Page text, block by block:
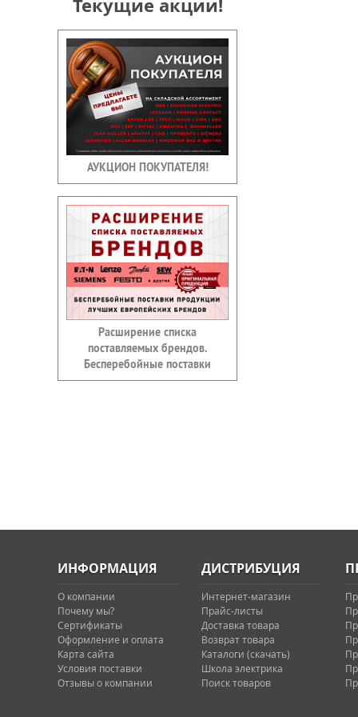
Текущие акции!
АУКЦИОН ПОКУПАТЕЛЯ!
Расширение списка
поставляемых брендов.
Бесперебойные поставки
ИНФОРМАЦИЯ
О компании
Почему мы?
Сертификаты
Оформление и оплата
Карта сайта
Условия поставки
Отзывы о компании
ДИСТРИБУЦИЯ
Интернет-магазин
Прайс-листы
Доставка товара
Возврат товара
Каталоги (скачать)
Школа электрика
Поиск товаров